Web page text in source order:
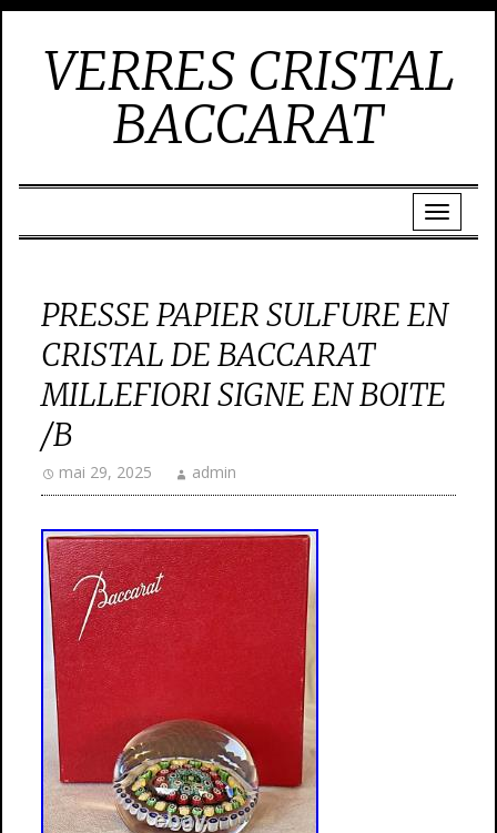
VERRES CRISTAL
BACCARAT
PRESSE PAPIER SULFURE EN
CRISTAL DE BACCARAT
MILLEFIORI SIGNE EN BOITE
/B
mai 29, 2025 admin